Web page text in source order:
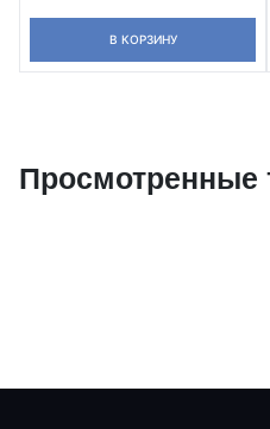
В КОРЗИНУ
Просмотренные